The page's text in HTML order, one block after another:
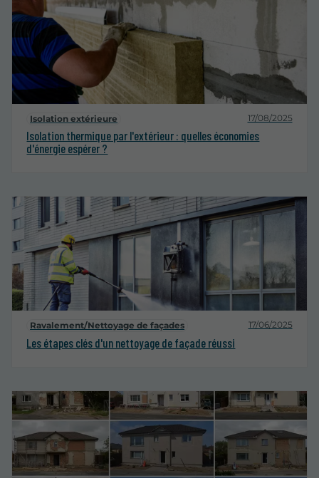
Isolation extérieure 17/08/2025
Isolation thermique par l'extérieur : quelles économies
d'énergie espérer ?
Ravalement/Nettoyage de façades 17/06/2025
Les étapes clés d'un nettoyage de façade réussi